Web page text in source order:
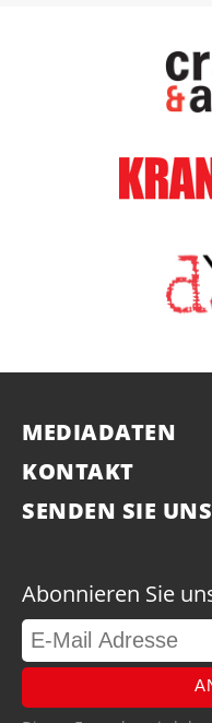
MEDIADATEN
KONTAKT
SENDEN SIE
Abonnieren Sie